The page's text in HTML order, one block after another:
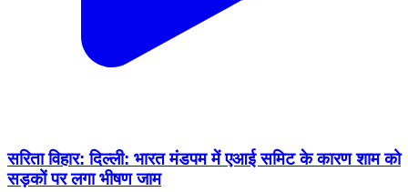
सरिता विहार: दिल्ली: भारत मंडपम में एआई समिट के कारण शाम को
सड़कों पर लगा भीषण जाम